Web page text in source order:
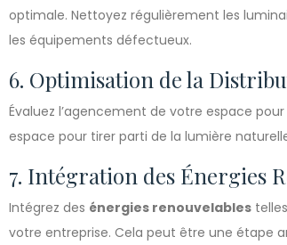
optimale. Nettoyez régulièrement les
les équipements défectueux.
6. Optimisation de la
Évaluez l’agencement de votre espace
espace pour tirer parti de la lumière
7. Intégration des Énergies
Intégrez des énergies renouvelables
votre entreprise. Cela peut être une étape